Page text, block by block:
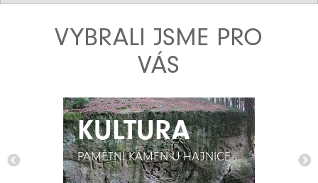
VYBRALI JSME PRO
VÁS
KULTURA
PAMĚTNÍ KÁMEN U HAJNICE
KULTURA
PAMĚTNÍ KÁMEN U HAJNICE